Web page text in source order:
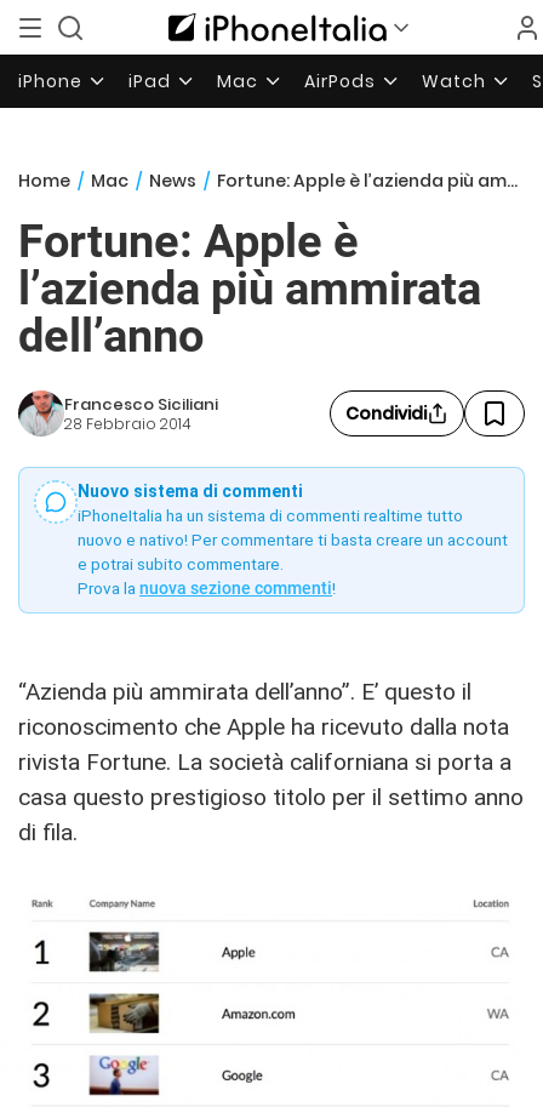
iPhone iPad Mac AirPods Watch
Home / Mac / News / Fortune: Apple è l’azienda più ammirata dell’anno
Fortune: Apple è
l’azienda più ammirata
dell’anno
Francesco Siciliani
28 Febbraio 2014 Condividi
Nuovo sistema di commenti
iPhoneItalia ha un sistema di commenti realtime tutto
nuovo e nativo! Per commentare ti basta creare un account
e potrai subito commentare.
Prova la nuova sezione commenti!
“Azienda più ammirata dell’anno”. E’ questo il
riconoscimento che Apple ha ricevuto dalla nota
rivista Fortune. La società californiana si porta a
casa questo prestigioso titolo per il settimo anno
di fila.